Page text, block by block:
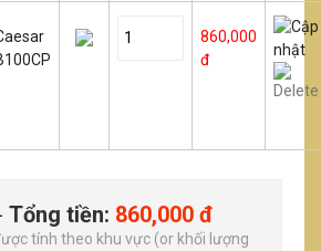
860,000
đ
Tổng tiền: 860,000 đ
tính theo khu vực (or khối lượng